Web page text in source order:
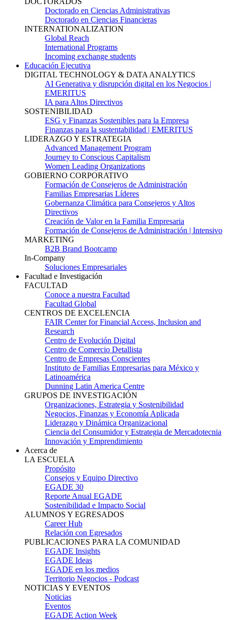
Doctorado en Ciencias Administrativas
Doctorado en Ciencias Financieras
INTERNATIONALIZATION
Global Reach
International Programs
Incoming exchange students
Educación Ejecutiva
DIGITAL TECHNOLOGY & DATA ANALYTICS
AI Generativa y disrupción digital en los Negocios |
EMERITUS
IA para Altos Directivos
SOSTENIBILIDAD
ESG y Finanzas Sostenibles para la Empresa
Finanzas para la sustentabilidad | EMERITUS
LIDERAZGO Y ESTRATEGIA
Advanced Management Program
Journey to Conscious Capitalism
Women Leading Organizations
GOBIERNO CORPORATIVO
Formación de Consejeros de Administración
Familias Empresarias Líderes
Gobernanza Climática para Consejeros y Altos
Directivos
Creación de Valor en la Familia Empresaria
Formación de Consejeros de Administración | Intensivo
MARKETING
B2B Brand Bootcamp
In-Company
Soluciones Empresariales
Facultad e Investigación
FACULTAD
Conoce a nuestra Facultad
Facultad Global
CENTROS DE EXCELENCIA
FAIR Center for Financial Access, Inclusion and
Research
Centro de Evolución Digital
Centro de Comercio Detallista
Centro de Empresas Conscientes
Instituto de Familias Empresarias para México y
Latinoamérica
Dunning Latin America Centre
GRUPOS DE INVESTIGACIÓN
Organizaciones, Estrategia y Sostenibilidad
Negocios, Finanzas y Economía Aplicada
Liderazgo y Dinámica Organizacional
Ciencia del Consumidor y Estrategia de Mercadotecnia
Innovación y Emprendimiento
Acerca de
LA ESCUELA
Propósito
Consejos y Equipo Directivo
EGADE 30
Reporte Anual EGADE
Sostenibilidad e Impacto Social
ALUMNOS Y EGRESADOS
Career Hub
Relación con Egresados
PUBLICACIONES PARA LA COMUNIDAD
EGADE Insights
EGADE Ideas
EGADE en los medios
Territorio Negocios - Podcast
NOTICIAS Y EVENTOS
Noticias
Eventos
EGADE Action Week